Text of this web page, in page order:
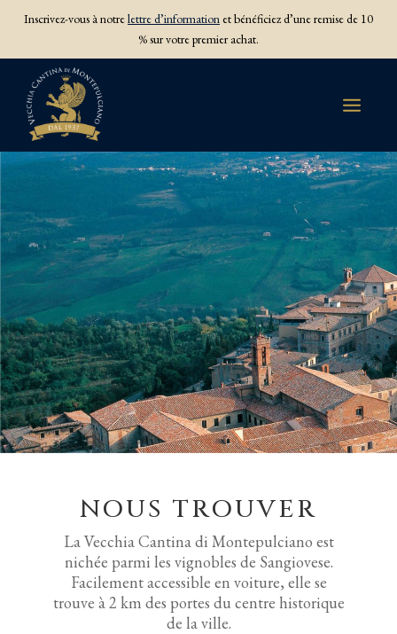
Inscrivez-vous à notrelettre d’informationet bénéficiez d’une remise de 10
% sur votre premier achat.
NOUS TROUVER
La Vecchia Cantina di Montepulciano est
nichée parmi les vignobles de Sangiovese.
Facilement accessible en voiture, elle se
trouve à 2 km des portes du centre historique
de la ville.